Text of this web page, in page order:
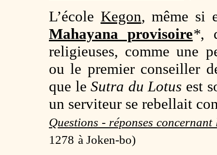
L’école Kegon, même si
Mahayana provisoire*,
religieuses, comme une
ou le premier conseiller
que leSutra du Lotus est
un serviteur se rebellait
Questions - réponses
1278 à Joken-bo)